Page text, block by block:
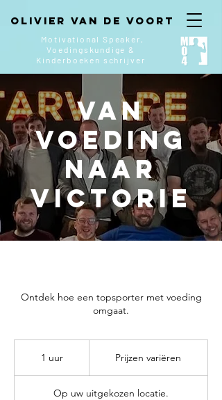
Olivier van de Voort
Motivational Speaker,
Voedingskundige &
Kinderboeken schrijver
Van
Voeding
naar
Victorie
Ontdek hoe een topsporter met voeding
omgaat.
1 uur1
Prijzen variëren
Op uw uitgekozen locatie.